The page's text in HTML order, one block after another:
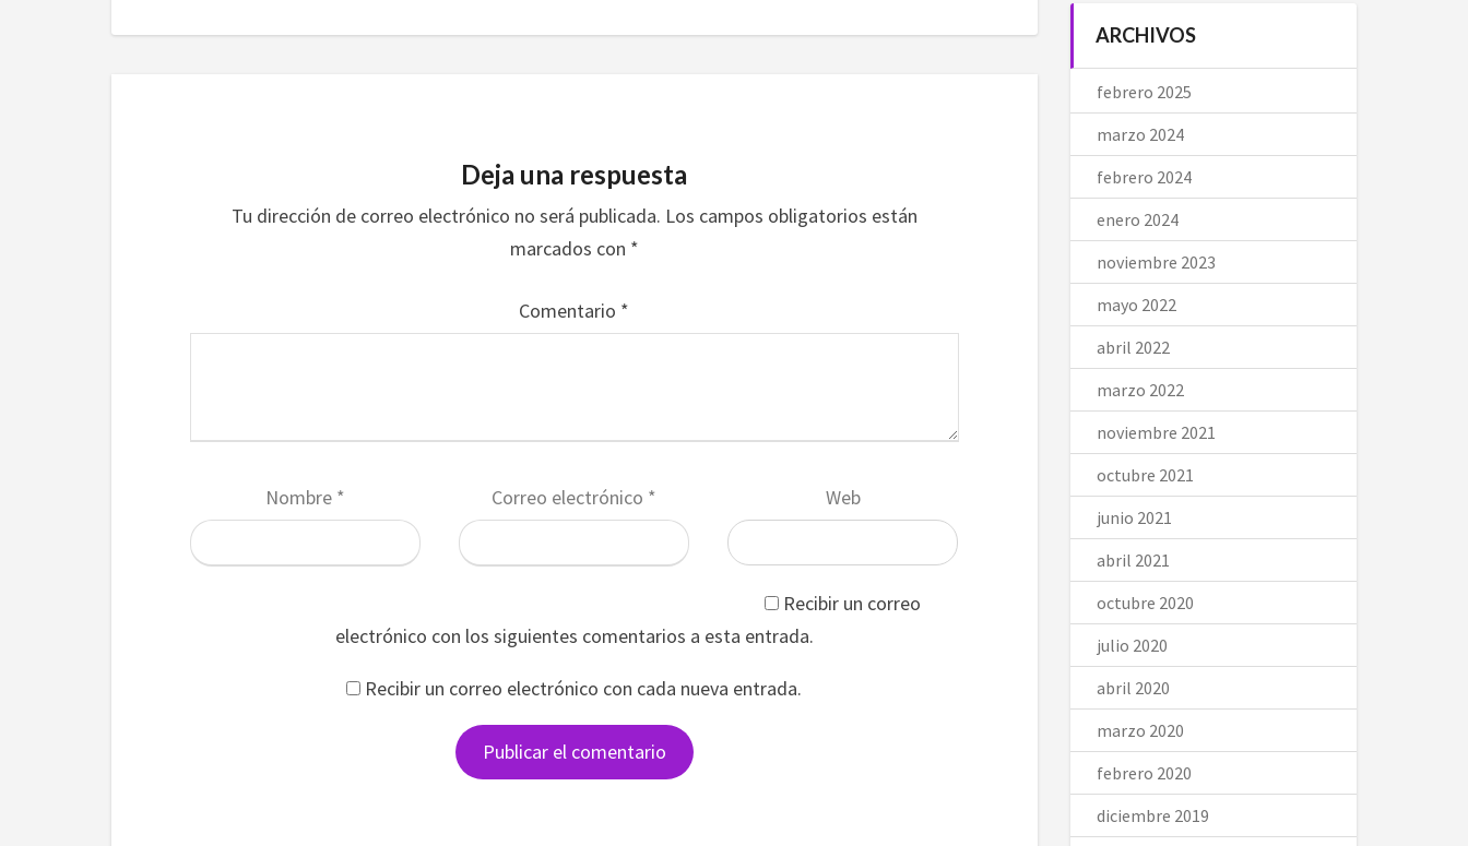
Deja una respuesta
Tu dirección de correo electrónico no será publicada. Los campos obligatorios están
marcados con *
Comentario *
Nombre * Correo electrónico * Web
Recibir un correo
electrónico con los siguientes comentarios a esta entrada.
Recibir un correo electrónico con cada nueva entrada.
ARCHIVOS
febrero 2025
marzo 2024
febrero 2024
enero 2024
noviembre 2023
mayo 2022
abril 2022
marzo 2022
noviembre 2021
octubre 2021
junio 2021
abril 2021
octubre 2020
julio 2020
abril 2020
marzo 2020
febrero 2020
diciembre 2019